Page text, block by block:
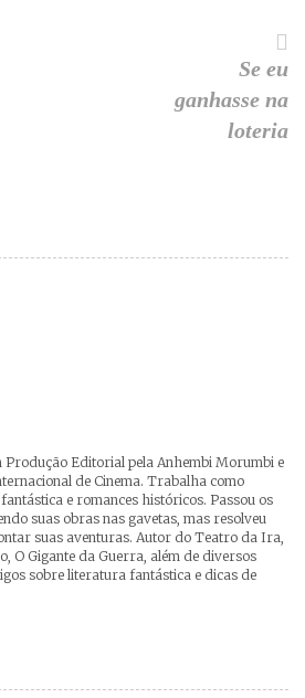
Se eu
ganhasse na
loteria
Produção Editorial pela Anhembi Morumbi e
de Cinema. Trabalha como
e romances históricos. Passou os
suas obras nas gavetas, mas resolveu
suas aventuras. Autor do Teatro da Ira,
O Gigante da Guerra, além de diversos
sobre literatura fantástica e dicas de